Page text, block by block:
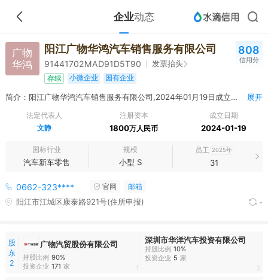
企业动态
广物
华鸿
阳江广物华鸿汽车销售服务有限公司
91441702MAD91D5T90 发票抬头
存续 小微企业 国有企业
808
信用分
简介：阳江广物华鸿汽车销售服务有限公司,2024年01月19日成立，经营范围包括一般项目：汽车销售；新能源汽车整车销售；机动车修理和维护；汽车零配件批发；汽车零配件零售；充电桩销售；汽车装饰用品销售；新能源汽车电附件销售；机动车充电销售；日用百货销售；电动汽车充电基础设施运营；洗车服务；商务代理代办服务；信息咨询服务（不含许可类信息咨询服务）；广告发布；在保险公司授权范围内开展专属保险代理业务（凭授权经营）。（除依法须经批准的项目外，凭营业执照依法自主开展经营活动） 展开
法定代表人
文静
注册资本
1800万人民币
成立日期
2024-01-19
国标行业
汽车新车零售
规模
小型 S
员工 2025年
31
0662-323**** 官网 邮箱
阳江市江城区康泰路921号(住所申报) -
股
东
2
广物汽贸股份有限公司
持股比例 90%
投资企业 171 家 1
深圳市华洋汽车投资有限公司
持股比例 10%
投资企业 5 家
2